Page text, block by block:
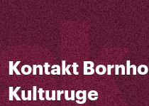
Kontakt
Kulturuge